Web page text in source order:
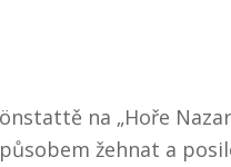
na „Hoře
žehnat a